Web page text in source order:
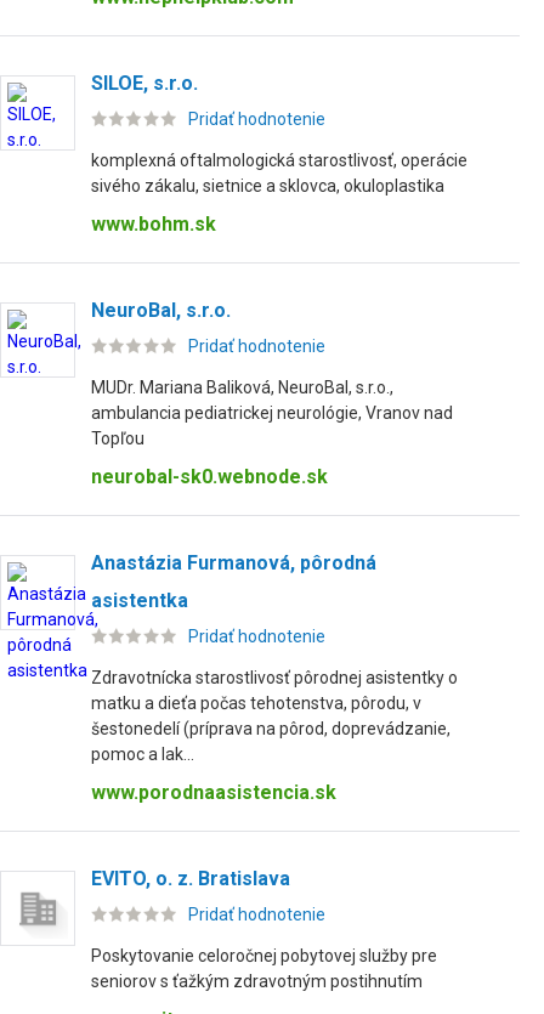
SILOE, s.r.o.
Pridať hodnotenie
komplexná oftalmologická starostlivosť, operácie
sivého zákalu, sietnice a sklovca, okuloplastika
www.bohm.sk
NeuroBal, s.r.o.
Pridať hodnotenie
MUDr. Mariana Baliková, NeuroBal, s.r.o.,
ambulancia pediatrickej neurológie, Vranov nad
Topľou
neurobal-sk0.webnode.sk
Anastázia Furmanová, pôrodná
asistentka
Pridať hodnotenie
Zdravotnícka starostlivosť pôrodnej asistentky o
matku a dieťa počas tehotenstva, pôrodu, v
šestonedelí (príprava na pôrod, doprevádzanie,
pomoc a lak...
www.porodnaasistencia.sk
EVITO, o. z. Bratislava
Pridať hodnotenie
Poskytovanie celoročnej pobytovej služby pre
seniorov s ťažkým zdravotným postihnutím